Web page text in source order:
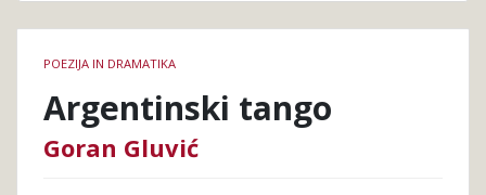
knjige
POEZIJA IN DRAMATIKA
Argentinski tango
Goran Gluvić